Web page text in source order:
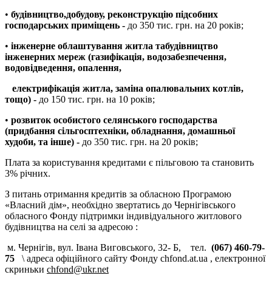
• будівництво,добудову, реконструкцію підсобних
господарських приміщень - до 350 тис. грн. на 20 років;
• інженерне облаштування житла табудівництво
інженерних мереж (газифікація, водозабезпечення,
водовідведення, опалення,
електрифікація житла, заміна опалювальних котлів,
тощо) - до 150 тис. грн. на 10 років;
• розвиток особистого селянського господарства
(придбання сільгосптехніки, обладнання, домашньої
худоби, та інше) - до 350 тис. грн. на 20 років;
Плата за користування кредитами є пільговою та становить
3% річних.
З питань отримання кредитів за обласною Програмою
«Власний дім», необхідно звертатись до Чернігівського
обласного Фонду підтримки індивідуального житлового
будівництва на селі за адресою :
м. Чернігів, вул. Івана Виговського, 32- Б, тел. (067) 460-79-
75 \ адреса офіційного сайту Фонду chfond.at.ua , електронної
скриньки chfond@ukr.net